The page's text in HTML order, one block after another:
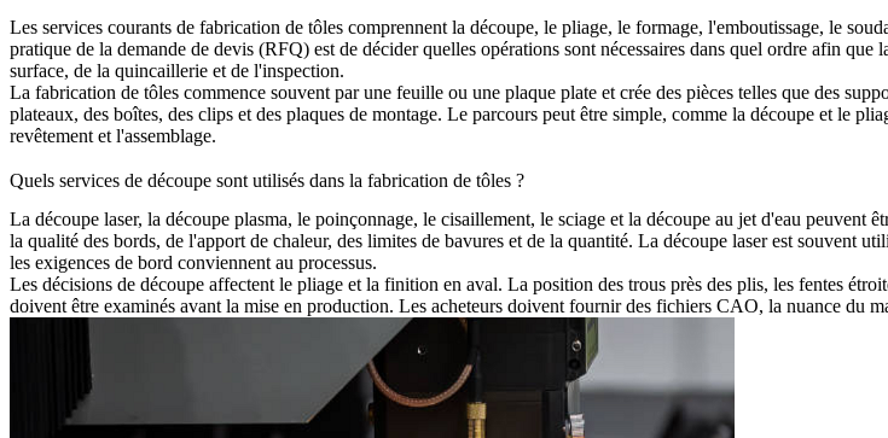
Les services courants de fabrication de tôles comprennent la découpe, le pliage, le formage, l'emboutissage, le
pratique de la demande de devis (RFQ) est de décider quelles opérations sont nécessaires dans quel ordre afin
surface, de la quincaillerie et de l'inspection.
La fabrication de tôles commence souvent par une feuille ou une plaque plate et crée des pièces telles que des
plateaux, des boîtes, des clips et des plaques de montage. Le parcours peut être simple, comme la découpe et le
revêtement et l'assemblage.
Quels services de découpe sont utilisés dans la fabrication de tôles ?
La découpe laser, la découpe plasma, le poinçonnage, le cisaillement, le sciage et la découpe au jet d'eau
la qualité des bords, de l'apport de chaleur, des limites de bavures et de la quantité. La découpe laser est souvent
les exigences de bord conviennent au processus.
Les décisions de découpe affectent le pliage et la finition en aval. La position des trous près des plis, les fentes
doivent être examinés avant la mise en production. Les acheteurs doivent fournir des fichiers CAO, la nuance du